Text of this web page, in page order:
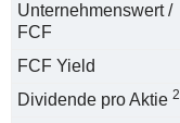
Unternehmenswert /
FCF
FCF Yield
Dividende pro Aktie 2